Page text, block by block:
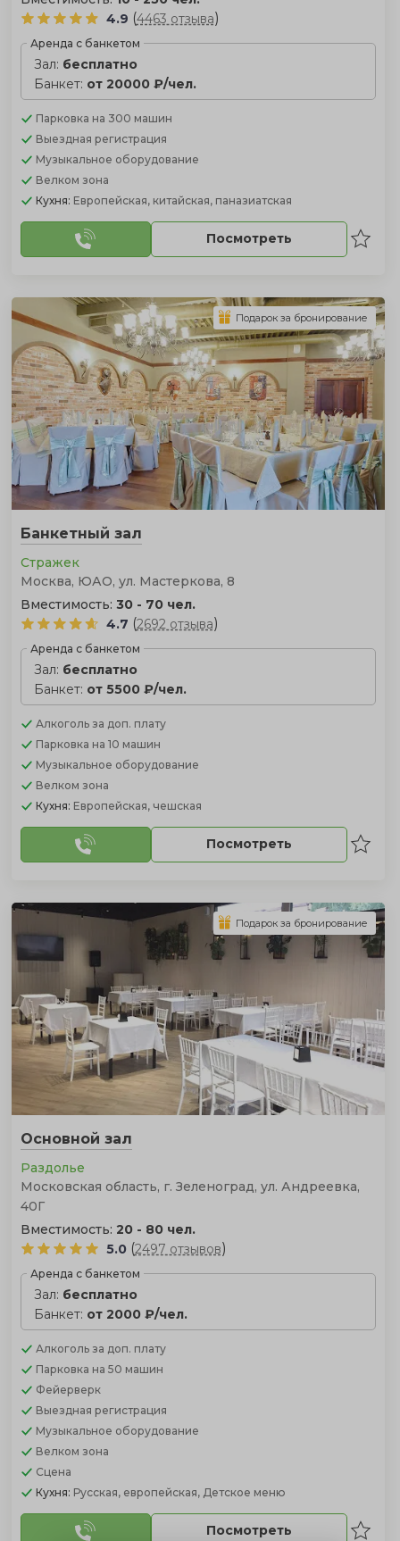
4.9 (4463 отзыва)
Аренда с банкетом
Зал: бесплатно
Банкет: от 20000 ₽/чел.
Парковка на 300 машин
Выездная регистрация
Музыкальное оборудование
Велком зона
Кухня: Европейская, китайская, паназиатская
Посмотреть
Банкетный зал
Стражек
Москва, ЮАО, ул. Мастеркова, 8
Вместимость: 30 - 70 чел.
4.7 (2692 отзыва)
Аренда с банкетом
Зал: бесплатно
Банкет: от 5500 ₽/чел.
Алкоголь за доп. плату
Парковка на 10 машин
Музыкальное оборудование
Велком зона
Кухня: Европейская, чешская
Посмотреть
Подарок за бронирование
Основной зал
Раздолье
Московская область, г. Зеленоград, ул. Андреевка,
40Г
Вместимость: 20 - 80 чел.
5.0 (2497 отзывов)
Аренда с банкетом
Зал: бесплатно
Банкет: от 2000 ₽/чел.
Алкоголь за доп. плату
Парковка на 50 машин
Фейерверк
Выездная регистрация
Музыкальное оборудование
Велком зона
Сцена
Кухня: Русская, европейская, Детское меню
Посмотреть
Подарок за бронирование